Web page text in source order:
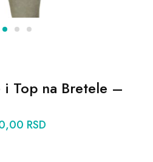
i Top na Bretele –
RSD